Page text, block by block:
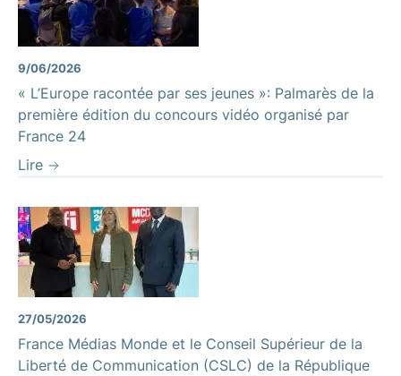
9/06/2026
« L’Europe racontée par ses jeunes »: Palmarès de la
première édition du concours vidéo organisé par
France 24
Lire
27/05/2026
France Médias Monde et le Conseil Supérieur de la
Liberté de Communication (CSLC) de la République